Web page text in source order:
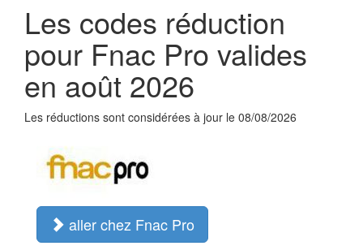
Les codes réduction
pour Fnac Pro valides
en août 2026
Les réductions sont considérées à jour le 08/08/2026
aller chez Fnac Pro